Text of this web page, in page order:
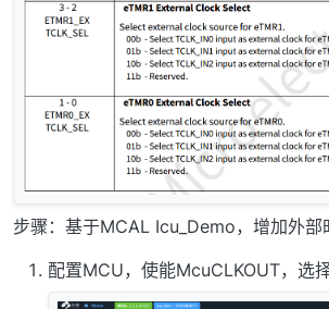
步骤：基于MCAL Icu_Demo，增加外部
配置MCU，使能McuCLKOUT，选